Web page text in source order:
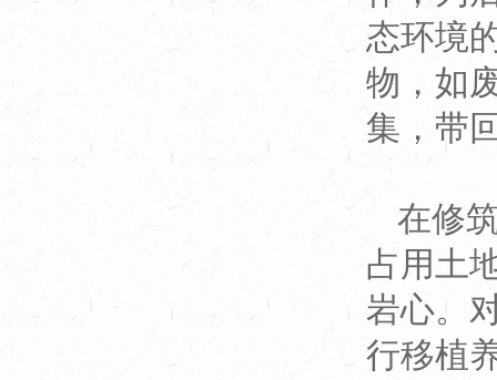
态环境
物，如
集，带
在修
占用土
岩心。
行移植